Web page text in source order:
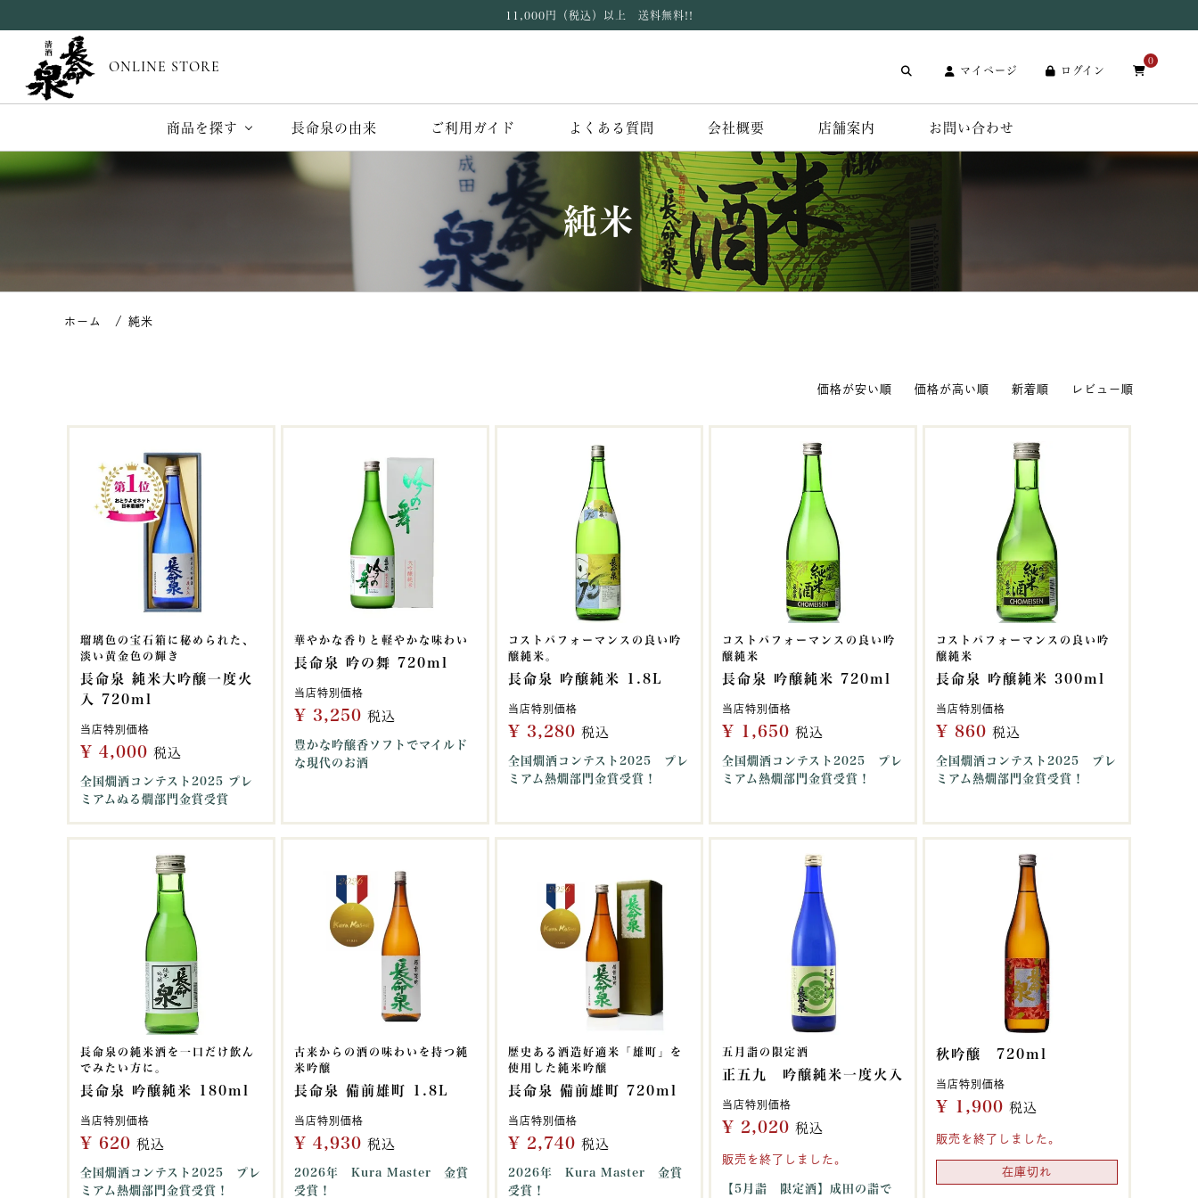
11,000円（税込）以上 送料無料!!
ONLINE STORE マイページ ログイン
0
商品を探す 長命泉の由来 ご利用ガイド よくある質問 会社概要 店舗案内 お問い合わせ
純米
純米
価格が安い順 価格が高い順 新着順 レビュー順
瑠璃色の宝石箱に秘められた、
淡い黄金色の輝き
長命泉 純米大吟醸一度火
入 720ml
当店特別価格
¥ 4,000 税込
全国燗酒コンテスト2025 プレ
ミアムぬる燗部門金賞受賞
華やかな香りと軽やかな味わい
長命泉 吟の舞 720ml
当店特別価格
¥ 3,250 税込
豊かな吟醸香ソフトでマイルド
な現代のお酒
コストパフォーマンスの良い吟
醸純米。
長命泉 吟醸純米 1.8L
当店特別価格
¥ 3,280 税込
全国燗酒コンテスト2025 プレ
ミアム熱燗部門金賞受賞！
コストパフォーマンスの良い吟
醸純米
長命泉 吟醸純米 720ml
当店特別価格
¥ 1,650 税込
全国燗酒コンテスト2025 プレ
ミアム熱燗部門金賞受賞！
コストパフォーマンスの良い吟
醸純米
長命泉 吟醸純米 300ml
当店特別価格
¥ 860 税込
全国燗酒コンテスト2025 プレ
ミアム熱燗部門金賞受賞！
長命泉の純米酒を一口だけ飲ん
でみたい方に。
長命泉 吟醸純米 180ml
当店特別価格
¥ 620 税込
全国燗酒コンテスト2025 プレ
ミアム熱燗部門金賞受賞！
古来からの酒の味わいを持つ純
米吟醸
長命泉 備前雄町 1.8L
当店特別価格
¥ 4,930 税込
2026年 Kura Master 金賞
受賞！
歴史ある酒造好適米「雄町」を
使用した純米吟醸
長命泉 備前雄町 720ml
当店特別価格
¥ 2,740 税込
2026年 Kura Master 金賞
受賞！
五月詣の限定酒
正五九 吟醸純米一度火入
当店特別価格
¥ 2,020 税込
販売を終了しました。
【5月詣 限定酒】成田の詣で
秋吟醸 720ml
当店特別価格
¥ 1,900 税込
販売を終了しました。
在庫切れ